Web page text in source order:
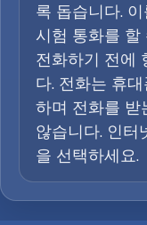
록 돕습니다.
시험 통화를 할
전화하기 전에
다. 전화는 휴
하며 전화를 받
않습니다. 인터
을 선택하세요.